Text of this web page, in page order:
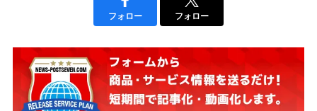
フォロー フォロー